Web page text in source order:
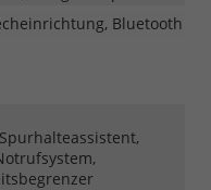
Bluetooth